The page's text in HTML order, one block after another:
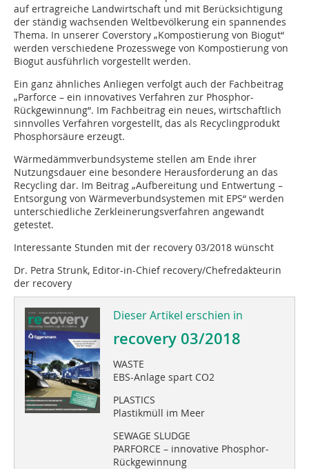
auf ertragreiche Landwirtschaft und mit Berücksichtigung
der ständig wachsenden Weltbevölkerung ein spannendes
Thema. In unserer Coverstory „Kompostierung von Biogut“
werden verschiedene Prozesswege von Kompostierung von
Biogut ausführlich vorgestellt werden.
Ein ganz ähnliches Anliegen verfolgt auch der Fachbeitrag
„Parforce – ein innovatives Verfahren zur Phosphor-
Rückgewinnung“. Im Fachbeitrag ein neues, wirtschaftlich
sinnvolles Verfahren vorgestellt, das als Recyclingprodukt
Phosphorsäure erzeugt.
Wärmedämmverbundsysteme stellen am Ende ihrer
Nutzungsdauer eine besondere Herausforderung an das
Recycling dar. Im Beitrag „Aufbereitung und Entwertung –
Entsorgung von Wärmeverbundsystemen mit EPS“ werden
unterschiedliche Zerkleinerungsverfahren angewandt
getestet.
Interessante Stunden mit der recovery 03/2018 wünscht
Dr. Petra Strunk, Editor-in-Chief recovery/Chefredakteurin
der recovery
Dieser Artikel erschien in
recovery 03/2018
WASTE
EBS-Anlage spart CO2
PLASTICS
Plastikmüll im Meer
SEWAGE SLUDGE
PARFORCE – innovative Phosphor-
Rückgewinnung